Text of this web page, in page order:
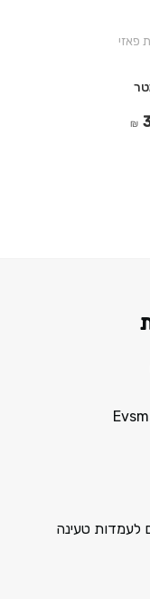
פאזי
460.00₪.
המחיר הנוכחי הוא: 300.00₪.
₪
לעמדות טעינה